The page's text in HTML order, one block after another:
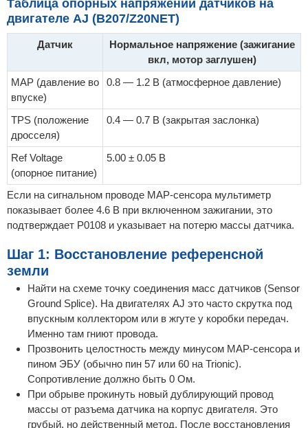
Таблица опорных напряжений датчиков на
двигателе AJ (B207/Z20NET)
Датчик
Нормальное напряжение (зажигание
вкл, мотор заглушен)
MAP (давление во
впуске)
0.8 — 1.2 В (атмосферное давление)
TPS (положение
дросселя)
0.4 — 0.7 В (закрытая заслонка)
Ref Voltage
(опорное питание)
5.00 ± 0.05 В
Если на сигнальном проводе MAP-сенсора мультиметр
показывает более 4.6 В при включенном зажигании, это
подтверждает P0108 и указывает на потерю массы датчика.
Шаг 1: Восстановление референсной
земли
Найти на схеме точку соединения масс датчиков (Sensor
Ground Splice). На двигателях AJ это часто скрутка под
впускным коллектором или в жгуте у коробки передач.
Именно там гниют провода.
Прозвонить целостность между минусом MAP-сенсора и
пином ЭБУ (обычно пин 57 или 60 на Trionic).
Сопротивление должно быть 0 Ом.
При обрыве прокинуть новый дублирующий провод
массы от разъема датчика на корпус двигателя. Это
грубый, но действенный метод. После восстановления